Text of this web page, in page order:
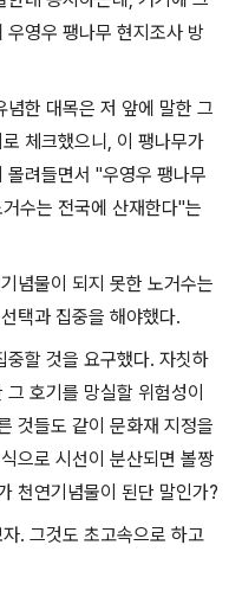
우영우 팽나무 현지조사 방
한 대목은 저 앞에 말한 그
체크했으니, 이 팽나무가
몰려들면서 "우영우 팽나무
수는 전국에 산재한다"는
념물이 되지 못한 노거수는
택과 집중을 해야했다.
할 것을 요구했다. 자칫하
호기를 망실할 위험성이
것들도 같이 문화재 지정을
으로 시선이 분산되면 볼짱
천연기념물이 된단 말인가?
. 그것도 초고속으로 하고